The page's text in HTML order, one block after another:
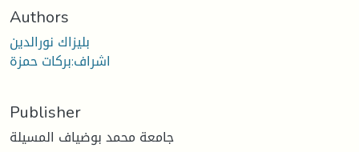
Authors
بليزاك نورالدين
اشراف:بركات حمزة
Publisher
جامعة محمد بوضياف المسيلة